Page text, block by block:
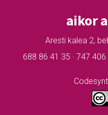
aikor
Aresti kalea 2,
688 86 41 35 · 747